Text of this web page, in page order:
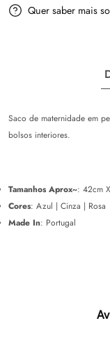
Quer saber mais
Saco de maternidade em
bolsos interiores.
Tamanhos Aprox~: 42cm
Cores: Azul | Cinza | Rosa
Made In: Portugal